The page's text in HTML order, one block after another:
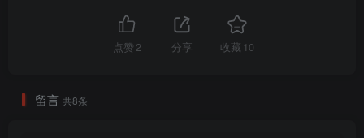
[MiiTao蜜桃社] 2016.12.12 VOL.041 琳琳ailin
[MiiTao蜜桃社] 2016.12.02 VOL.040 谢芷馨Sindy
[MiiTao蜜桃社] 2016.11.08 VOL.037 月音瞳
点赞2 分享 收藏 10
留言 共8条